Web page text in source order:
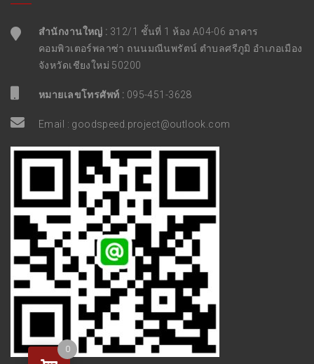
สำนักงานใหญ่ : 312/1 ชั้นที่ 1 ห้อง A04-06 อาคาร
คอมพิวเตอร์พลาซ่า ถนนมณีนพรัตน์ ตำบลศรีภูมิ อำเภอเมือง
จังหวัดเชียงใหม่ 50200
หมายเลขโทรศัพท์ : 095-451-3628
Email : goodspeed.project@outlook.com
0